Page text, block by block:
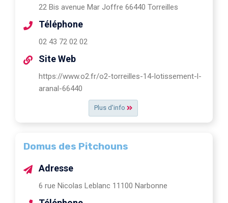
Plus d'info
22 Bis avenue Mar Joffre 66440 Torreilles
Téléphone
02 43 72 02 02
Site Web
https://www.o2.fr/o2-torreilles-14-lotissement-l-
aranal-66440
Domus des Pitchouns
Adresse
6 rue Nicolas Leblanc 11100 Narbonne